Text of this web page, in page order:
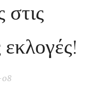
στις
εκλογές!